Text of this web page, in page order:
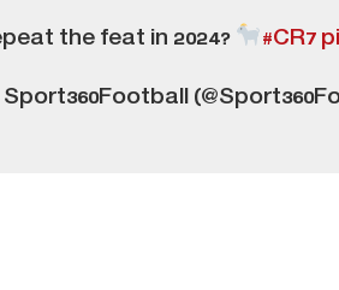
the feat in 2024? #CR7